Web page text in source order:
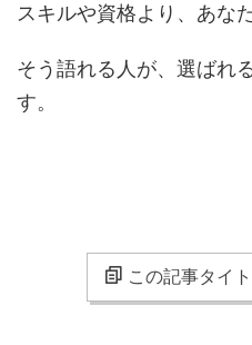
スキルや資格より、あな
そう語れる人が、選ばれ
す。
この記事タイ